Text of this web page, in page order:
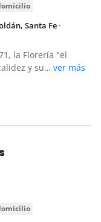
Santa Fe ·
la Florería "el
y su… ver más